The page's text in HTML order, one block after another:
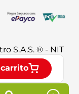
S.A.S. ® - NIT